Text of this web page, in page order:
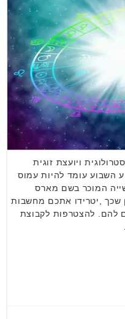
ויועצת זוגית
השבוע עומד להיות עמוס
המוכר בשם מארס
שכך ,יטרידו אתכם מחשבות
להם. להצטרפות לקבוצת